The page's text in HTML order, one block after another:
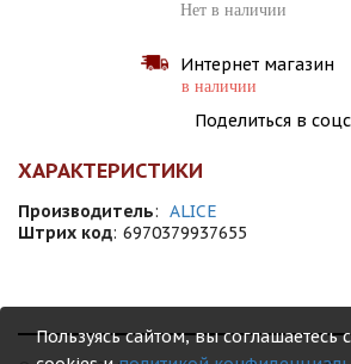
Нет в наличии
Интернет магазин
в наличии
Поделиться в
ХАРАКТЕРИСТИКИ
Производитель: ALICE
Штрих код: 6970379937655
Пользуясь сайтом, вы соглашаетесь